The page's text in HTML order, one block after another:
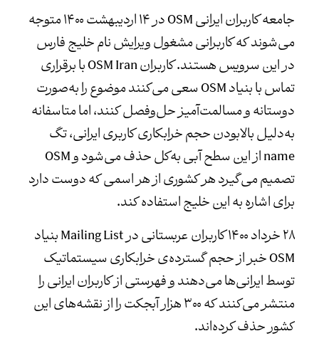
جامعه‌ کاربران ایرانی OSM در ۱۴ اردیبهشت ۱۴۰۰ متوجه
می‌شوند که کاربرانی مشغول ویرایش نام خلیج فارس
در این سرویس هستند. کاربران OSM Iran با برقراری
تماس با بنیاد OSM سعی می‌کنند موضوع را به‌صورت
دوستانه و مسالمت‌آمیز حل‌وفصل کنند، اما متاسفانه
به‌دلیل بالابودن حجم خرابکاری کاربری ایرانی، تگ
name از این سطح آبی به‌کل حذف می‌شود و OSM
تصمیم می‌گیرد هر کشوری از هر اسمی که دوست دارد
برای اشاره به این خلیج استفاده کند.
۲۸ خرداد ۱۴۰۰ کاربران عربستانی در Mailing List بنیاد
OSM خبر از حجم گسترده‌ی خرابکاری سیستماتیک
توسط ایرانی‌ها می‌دهند و فهرستی از کاربران ایرانی را
منتشر می‌کنند که ۳۰۰ هزار آبجکت را از نقشه‌های این
کشور حذف کرده‌اند.